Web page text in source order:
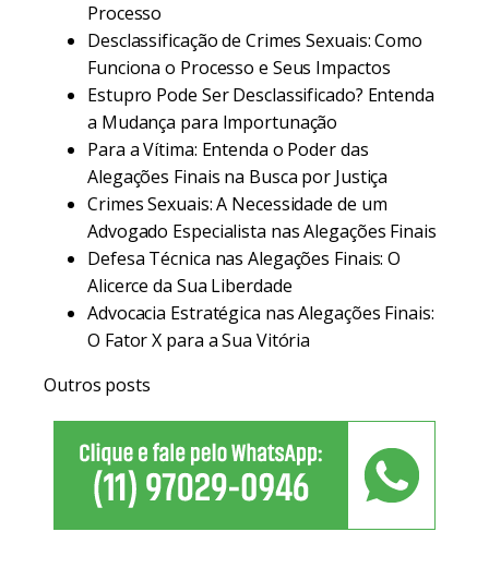
Processo
Desclassificação de Crimes Sexuais: Como
Funciona o Processo e Seus Impactos
Estupro Pode Ser Desclassificado? Entenda
a Mudança para Importunação
Para a Vítima: Entenda o Poder das
Alegações Finais na Busca por Justiça
Crimes Sexuais: A Necessidade de um
Advogado Especialista nas Alegações Finais
Defesa Técnica nas Alegações Finais: O
Alicerce da Sua Liberdade
Advocacia Estratégica nas Alegações Finais:
O Fator X para a Sua Vitória
Outros posts